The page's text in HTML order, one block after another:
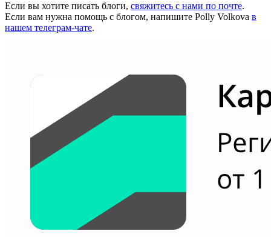
Если вы хотите писать блоги, свяжитесь с нами по почте.
Если вам нужна помощь с блогом, напишите Polly Volkova в
нашем телеграм-чате.